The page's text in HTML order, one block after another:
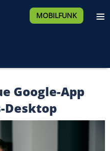
MOBILFUNK
Google-App
Desktop